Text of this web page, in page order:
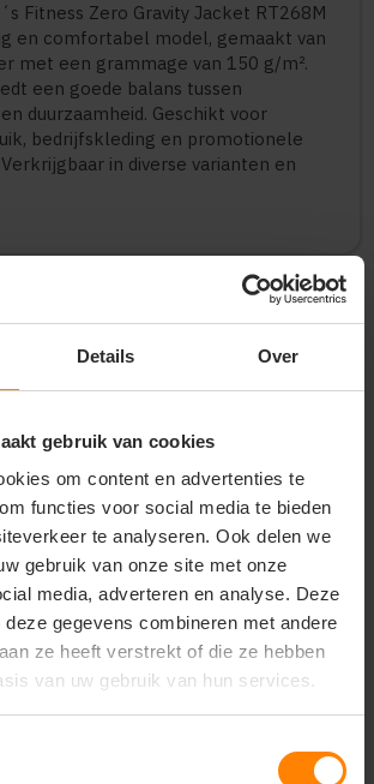
Details Over
gebruik van cookies
om content en advertenties te
functies voor social media te bieden
te analyseren. Ook delen we
gebruik van onze site met onze
media, adverteren en analyse. Deze
deze gegevens combineren met andere
ze heeft verstrekt of die ze hebben
van uw gebruik van hun services.
Fitness Zero Gravity Jacket RT268M
en comfortabel model, gemaakt van
met een grammage van 150 g/m².
een goede balans tussen
duurzaamheid. Geschikt voor
bedrijfskleding en promotionele
in diverse varianten en
contact
showroom:
59 - Velddriel
misschien ook leuk